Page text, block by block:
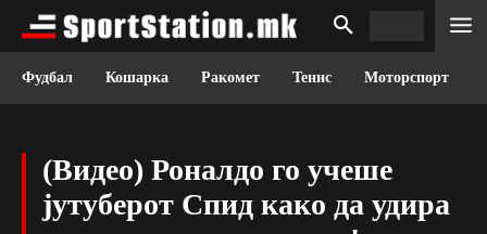
Фудбал Кошарка Ракомет Тенис Моторспорт
(Видео) Роналдо го учеше
јутуберот Спид како да удира